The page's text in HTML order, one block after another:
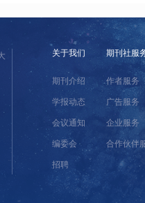
关于我们
期刊介绍
学报动态
会议通知
编委会
招聘
期刊社服
作者服务
广告服务
企业服务
合作伙伴